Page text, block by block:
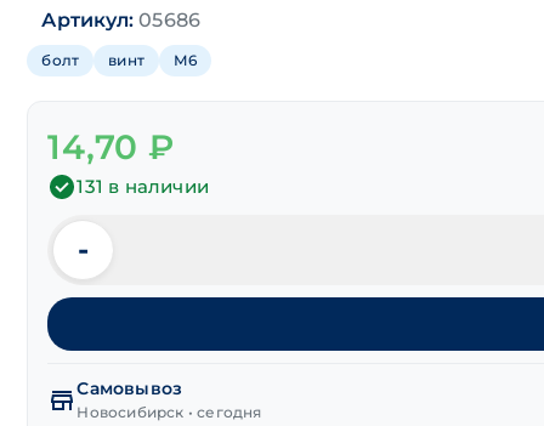
Артикул: 05686
болт винт М6
14,70 ₽
131 в наличии
Количество
товара
Болт
шестигранная
нерж.сталь
А2
-
Самовывоз
Новосибирск • сегодня